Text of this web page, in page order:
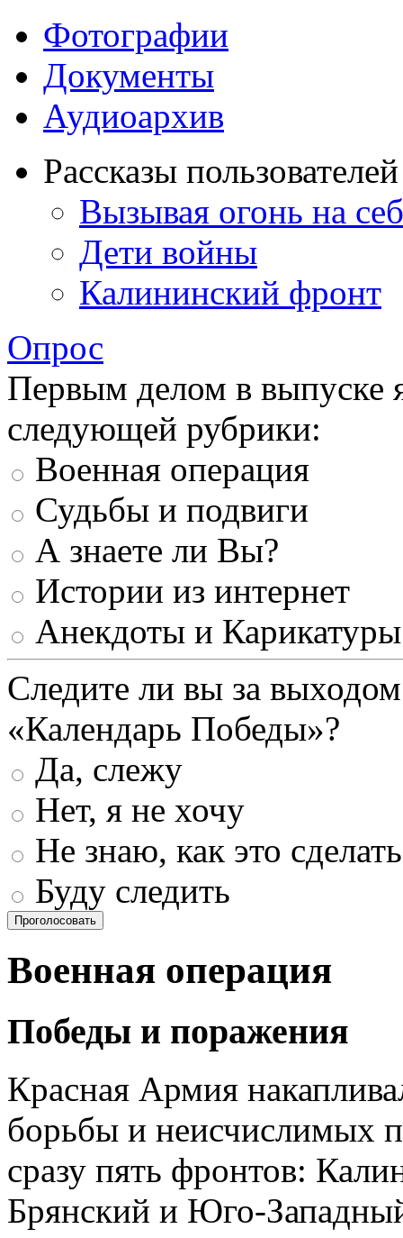
Фотографии
Документы
Аудиоархив
Рассказы пользователей
Вызывая огонь на
Дети войны
Калининский фронт
Опрос
Первым делом в выпуске
следующей рубрики:
Военная операция
Судьбы и подвиги
А знаете ли Вы?
Истории из интернет
Анекдоты и Карикатуры
Следите ли вы за
«Календарь Победы»?
Да, слежу
Нет, я не хочу
Не знаю, как это сделать
Буду следить
Проголосовать
Военная операция
Победы и поражения
Красная Армия
борьбы и неисчислимых
сразу пять фронтов:
Брянский и Юго-